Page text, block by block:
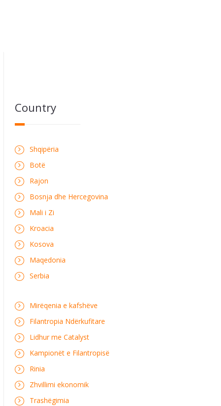
Country
Shqipëria
Botë
Rajon
Bosnja dhe Hercegovina
Mali i Zi
Kroacia
Kosova
Maqedonia
Serbia
Mirëqenia e kafshëve
Filantropia Ndërkufitare
Lidhur me Catalyst
Kampionët e Filantropisë
Rinia
Zhvillimi ekonomik
Trashëgimia